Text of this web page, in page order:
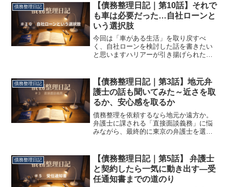
債務整理日記
【債務整理日記｜第10話】それで
も車は必要だった…自社ローンと
いう選択肢
今回は「車がある生活」を取り戻すべ
く、自社ローンを検討した話を書きたい
と思いますハリアーが引き揚げられた翌
が、実際にその状況になると、想像以上
でした。買い物に行くにも、...
債務整理日記
【債務整理日記｜第3話】地元弁
護士の話も聞いてみた～近さを取
るか、安心感を取るか
債務整理を依頼するなら地元か遠方か。
弁護士に課される「直接面談義務」に悩
みながら、最終的に東京の弁護士を選ん
債務整理日記
【債務整理日記｜第5話】 弁護士
と契約したら一気に動き出す―受
任通知書までの道のり